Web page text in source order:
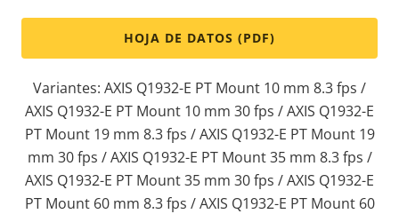
HOJA DE DATOS (PDF)
Variantes: AXIS Q1932-E PT Mount 10 mm 8.3 fps /
AXIS Q1932-E PT Mount 10 mm 30 fps / AXIS Q1932-E
PT Mount 19 mm 8.3 fps / AXIS Q1932-E PT Mount 19
mm 30 fps / AXIS Q1932-E PT Mount 35 mm 8.3 fps /
AXIS Q1932-E PT Mount 35 mm 30 fps / AXIS Q1932-E
PT Mount 60 mm 8.3 fps / AXIS Q1932-E PT Mount 60